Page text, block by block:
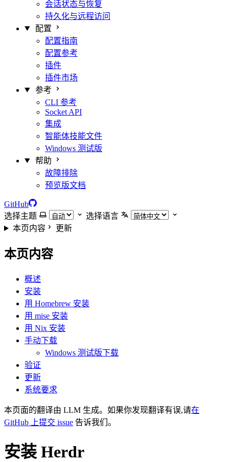
会话状态与恢复
持久化与远程访问
配置
配置指南
配置参考
插件
插件市场
参考
CLI 参考
Socket API
集成
智能体技能文件
Windows 测试版
帮助
故障排除
预览版文档
GitHub
选择主题
选择语言
本页内容
更新
本页内容
概述
安装
用 Homebrew 安装
用 mise 安装
用 Nix 安装
手动下载
Windows 测试版下载
验证
更新
系统要求
本页面的翻译由 LLM 生成。如果你发现翻译有误,请在
GitHub 上提交 issue 告诉我们。
安装 Herdr